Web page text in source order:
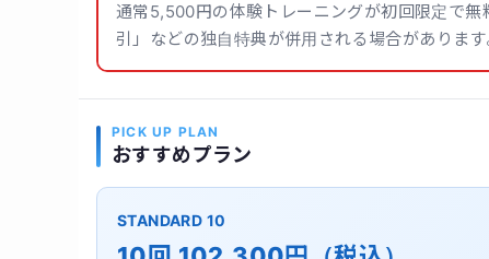
通常5,500円の体験トレーニングが初回限定で
引」などの独自特典が併用される場合があります
PICK UP PLAN
おすすめプラン
STANDARD 10